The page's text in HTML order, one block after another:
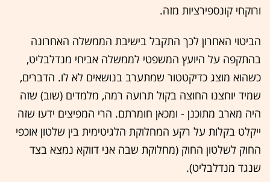
ורוקחי קונספירציות מזה.
הביטוי האחרון לכך התקבל בישיבת הממשלה האחרונה
בהתקפה על היועץ המשפטי לממשלה אביחי מנדלבליט,
כשהוא מוצג כדיקטטור שמתערב בנושאים לא לו. הדברים,
שמיד יוחצנו החוצה בקול תרועה רמה, מלמדים (שוב) שזה
היה מארב מתוכנן - ומכאן חומרתם. הרי המפיצים ידעו שזה
ייקלט בקלות על רקע המחלוקת הלגיטימית בין שלטון אוכפי
החוק לשלטון החוק (מחלוקת שבה אני דווקא נמצא בצד
שנגד מנדלבליט).